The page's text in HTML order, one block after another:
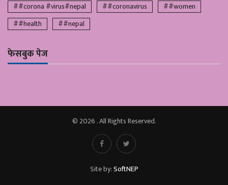
##corona #virus#nepal ##coronavirus
##women
##health
##nepal
फेसबुक पेज
© 2026 . All Rights Reserved.
Site by:SoftNEP